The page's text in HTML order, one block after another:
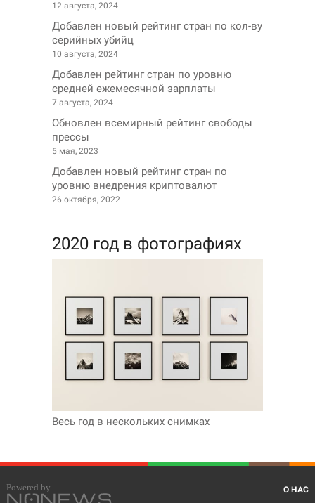
12 августа, 2024
Добавлен новый рейтинг стран по кол-ву
серийных убийц
10 августа, 2024
Добавлен рейтинг стран по уровню
средней ежемесячной зарплаты
7 августа, 2024
Обновлен всемирный рейтинг свободы
прессы
5 мая, 2023
Добавлен новый рейтинг стран по
уровню внедрения криптовалют
26 октября, 2022
2020 год в фотографиях
Весь год в нескольких снимках
О НАС